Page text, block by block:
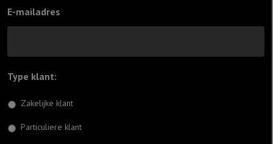
E-mailadres
Type klant:
Zakelijke klant
Particuliere klant